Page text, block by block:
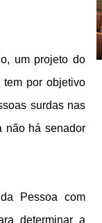
um projeto do
tem por objetivo
surdas nas
não há senador
Pessoa com
determinar a